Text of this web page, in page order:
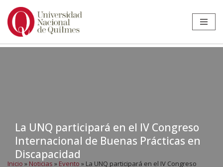
Ir
La UNQ participará en el IV Congreso
Internacional de Buenas Prácticas en
Discapacidad
Inicio » Noticias » Evento » La UNQ participará en el IV Congreso